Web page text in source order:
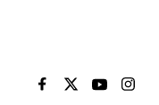
EL PAÍS BRASIL EN
EL PAÍSEL PAÍS
EL